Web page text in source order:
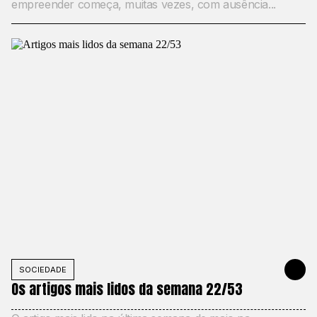
empreender começa, muitas vezes, com ausência...
SOCIEDADE 31 DE
Os artigos mais lidos da semana 22/53